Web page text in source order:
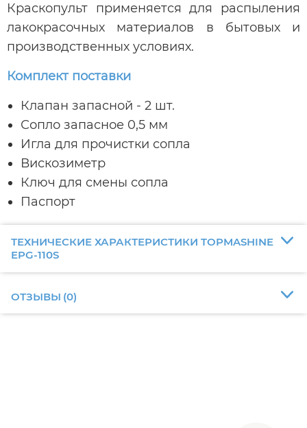
Краскопульт применяется для распыления
лакокрасочных материалов в бытовых и
производственных условиях.
Комплект поставки
Клапан запасной - 2 шт.
Сопло запасное 0,5 мм
Игла для прочистки сопла
Вискозиметр
Ключ для смены сопла
Паспорт
ТЕХНИЧЕСКИЕ ХАРАКТЕРИСТИКИ TOPMASHINE
EPG-110S
ОТЗЫВЫ (0)